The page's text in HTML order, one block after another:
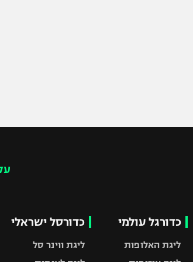
כדורגל עולמי
ליגת האלופות
כדורסל ישראלי
ליגת ווינר סל